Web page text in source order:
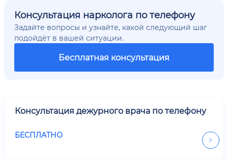
Консультация нарколога по телефону
Задайте вопросы и узнайте, какой следующий шаг
подойдёт в вашей ситуации.
Бесплатная консультация
Консультация дежурного врача по телефону
БЕСПЛАТНО